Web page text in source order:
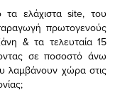
τα ελάχισταsite, του
πρωτογενούς
& τα τελευταία 15
σε ποσοστό άνω
λαμβάνουν χώρα στις